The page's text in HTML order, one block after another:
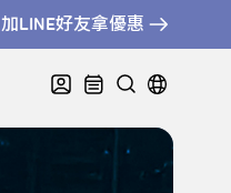
加LINE好友拿優惠